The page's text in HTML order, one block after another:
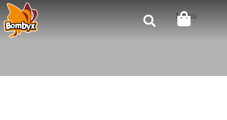
Menu
Rechercher